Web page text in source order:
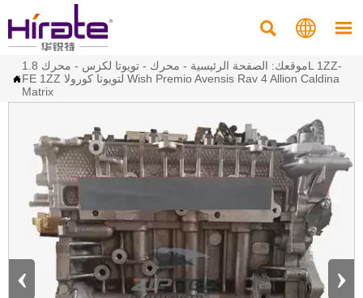
  

موقعك: الصفحة الرئيسية - محرك - تويوتا لكزس -
محرك 1.8L 1ZZ-
FE 1ZZ لتويوتا كورولا Wish Premio Avensis Rav 4 Allion Caldina
Matrix
‹ ›